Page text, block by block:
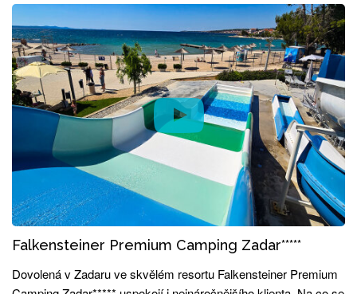
Falkensteiner Premium Camping Zadar*****
Dovolená v Zadaru ve skvělém resortu Falkensteiner Premium